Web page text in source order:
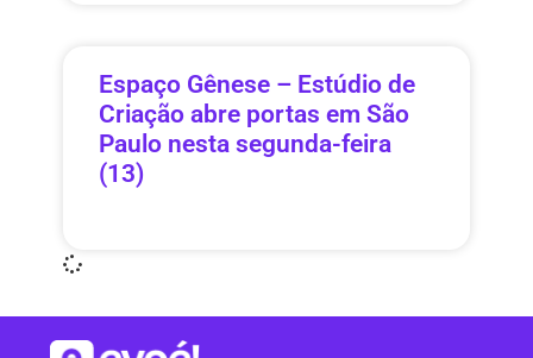
Espaço Gênese – Estúdio de
Criação abre portas em São
Paulo nesta segunda-feira
(13)